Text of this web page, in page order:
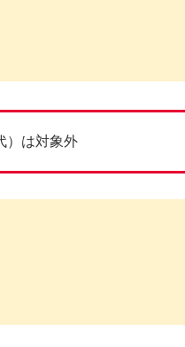
）は対象外